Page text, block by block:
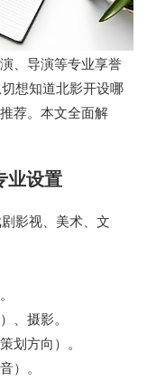
、导演等专业享誉
想知道北影开设哪
荐。本文全面解
业设置
影视、美术、文
、摄影。
划方向）。
）。